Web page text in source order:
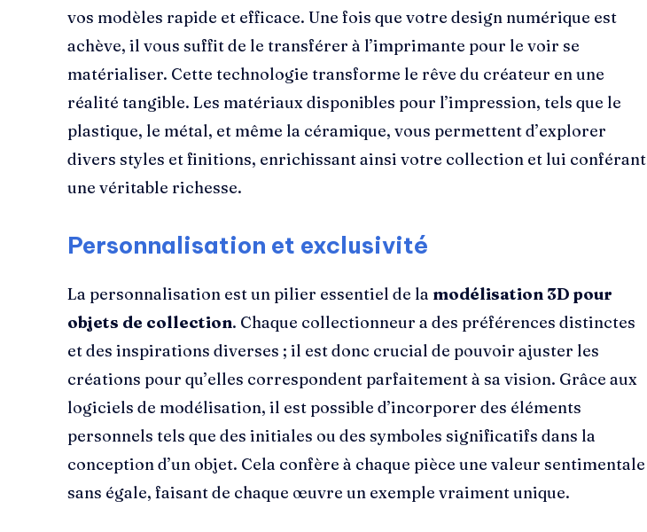
vos modèles rapide et efficace. Une fois que votre design numérique est
achève, il vous suffit de le transférer à l’imprimante pour le voir se
matérialiser. Cette technologie transforme le rêve du créateur en une
réalité tangible. Les matériaux disponibles pour l’impression, tels que le
plastique, le métal, et même la céramique, vous permettent d’explorer
divers styles et finitions, enrichissant ainsi votre collection et lui conférant
une véritable richesse.
Personnalisation et exclusivité
La personnalisation est un pilier essentiel de la modélisation 3D pour
objets de collection. Chaque collectionneur a des préférences distinctes
et des inspirations diverses ; il est donc crucial de pouvoir ajuster les
créations pour qu’elles correspondent parfaitement à sa vision. Grâce aux
logiciels de modélisation, il est possible d’incorporer des éléments
personnels tels que des initiales ou des symboles significatifs dans la
conception d’un objet. Cela confère à chaque pièce une valeur sentimentale
sans égale, faisant de chaque œuvre un exemple vraiment unique.